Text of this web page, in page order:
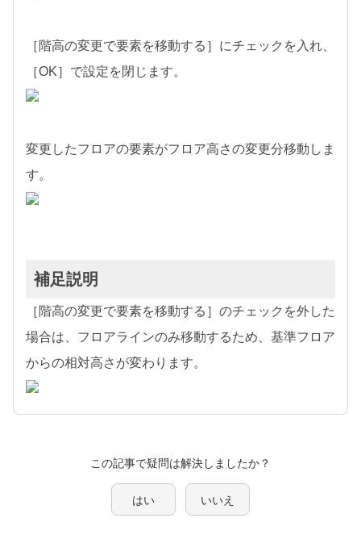
［階高の変更で要素を移動する］にチェックを入れ、
［OK］で設定を閉じます。
変更したフロアの要素がフロア高さの変更分移動しま
す。
補足説明
［階高の変更で要素を移動する］のチェックを外した
場合は、フロアラインのみ移動するため、基準フロア
からの相対高さが変わります。
この記事で疑問は解決しましたか？
はい いいえ